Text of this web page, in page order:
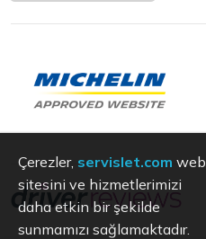
Çerezler, servislet.com web
sitesini ve hizmetlerimizi
daha etkin bir şekilde
sunmamızı sağlamaktadır.